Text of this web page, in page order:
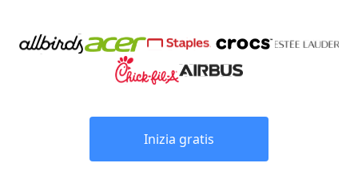
Inizia gratis